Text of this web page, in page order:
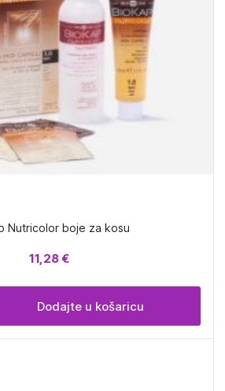
Nutricolor boje za kosu
11,28 €
Dodajte u košaricu